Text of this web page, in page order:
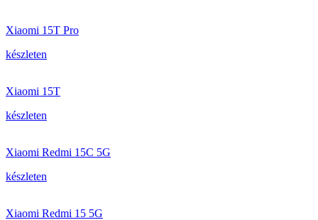
Xiaomi 15T Pro
készleten
Xiaomi 15T
készleten
Xiaomi Redmi 15C 5G
készleten
Xiaomi Redmi 15 5G